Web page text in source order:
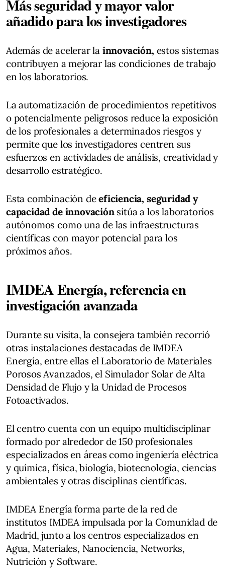
Más seguridad y mayor valor
añadido para los investigadores
Además de acelerar la innovación, estos sistemas
contribuyen a mejorar las condiciones de trabajo
en los laboratorios.
La automatización de procedimientos repetitivos
o potencialmente peligrosos reduce la exposición
de los profesionales a determinados riesgos y
permite que los investigadores centren sus
esfuerzos en actividades de análisis, creatividad y
desarrollo estratégico.
Esta combinación deeficiencia, seguridad y
capacidad de innovación sitúa a los laboratorios
autónomos como una de las infraestructuras
científicas con mayor potencial para los
próximos años.
IMDEA Energía, referencia en
investigación avanzada
Durante su visita, la consejera también recorrió
otras instalaciones destacadas de IMDEA
Energía, entre ellas el Laboratorio de Materiales
Porosos Avanzados, el Simulador Solar de Alta
Densidad de Flujo y la Unidad de Procesos
Fotoactivados.
El centro cuenta con un equipo multidisciplinar
formado por alrededor de 150 profesionales
especializados en áreas como ingeniería eléctrica
y química, física, biología, biotecnología, ciencias
ambientales y otras disciplinas científicas.
IMDEA Energía forma parte de la red de
institutos IMDEA impulsada por la Comunidad de
Madrid, junto a los centros especializados en
Agua, Materiales, Nanociencia, Networks,
Nutrición y Software.